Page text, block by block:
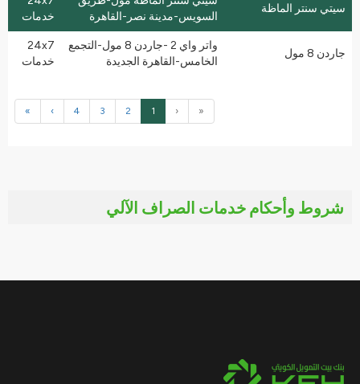
«
‹
1
2
3
4
›
»
سيتي سنتر الماظة
السويس-مدينة نصر-القاهرة
خدمات
جاردن 8 مول
واتر واي 2 -جاردن 8 مول-التجمع
الخامس-القاهرة الجديدة
24x7
خدمات
شروط وأحكام خدمات الصراف الآلي